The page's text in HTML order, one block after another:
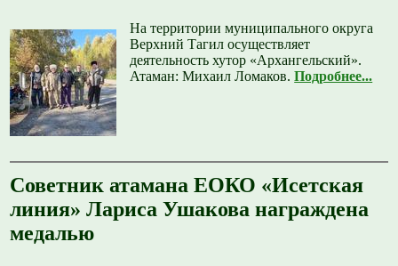
На территории муниципального округа
Верхний Тагил осуществляет
деятельность хутор «Архангельский».
Атаман: Михаил Ломаков.Подробнее...
Советник атамана ЕОКО «Исетская
линия» Лариса Ушакова награждена
медалью